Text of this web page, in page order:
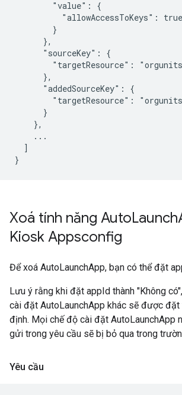
        "value": {
          "allowAccessToKeys": true
        }
      },
      "sourceKey": {
"targetResource":
      },
      "addedSourceKey": {
"targetResource":
      }
    },
    ...
  ]
Xoá tính năng AutoLaunch
Kiosk Appsconfig
Để xoá AutoLaunchApp, bạn có thể đặt
Lưu ý rằng khi đặt appId thành "Không
cài đặt AutoLaunchApp khác sẽ được đặt
định. Mọi chế độ cài đặt AutoLaunchApp
gửi trong yêu cầu sẽ bị bỏ qua trong
Yêu cầu